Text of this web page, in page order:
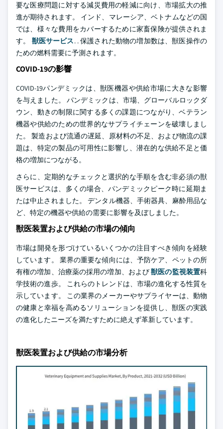
要な医療問題に対する減災費用の軽減に向け、市場拡大の推
進が期待されます。 インド、マレーシア、ベトナムなどの国
では、様々な費用をカバーするために家畜保険が提供されま
す。 獣医サービス. . 保護された動物の増加数は、獣医操作の
ための燃料需要に予測されます。
COVID-19の影響
COVID-19パンデミックは、獣医機器や供給市場に大きな影響
を与えました。 パンデミックは、市場、グローバルロックダ
ウン、動きの制限に関する多くの課題につながり、ベテラン
機器や供給のための世界的なサプライチェーンを破壊しまし
た。 製造および流通の遅延、原材料の不足、および物流の課
題は、特定の製品の可用性に影響し、潜在的な供給不足と価
格の増加につながる。
さらに、定期的なチェックと選択的な手順を含む非必須の獣
医サービスは、多くの場合、パンデミックピーク時に延期ま
たは中止されました。 デンタル機器、手術器具、麻酔用品な
ど、特定の機器や供給の需要に影響を及ぼしました。
獣医装置および供給の市場の傾向
市場は開発を形づけているいくつかの注目すべき傾向を経験
しています。 業界の重要な傾向には、予防ケア、ペットの所
有権の増加、治療薬の採用の増加、および獣医の監視装置科
学技術の進歩。 これらのトレンドは、市場の進化する性質を
示しています。 この業界のメーカーやサプライヤーは、動物
の健康と幸福を高めるソリューションを提供し、獣医の実践
の進化したニーズを満たすために絶えず革新しています。
獣医装置および供給の市場分析